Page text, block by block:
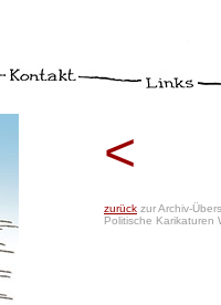
<
zurück zur Archiv-
Politische Karikaturen